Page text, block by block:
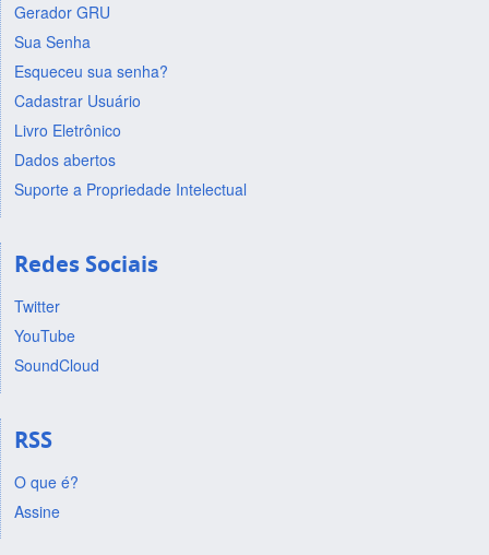
Gerador GRU
Sua Senha
Esqueceu sua senha?
Cadastrar Usuário
Livro Eletrônico
Dados abertos
Suporte a Propriedade Intelectual
Redes Sociais
Twitter
YouTube
SoundCloud
RSS
O que é?
Assine